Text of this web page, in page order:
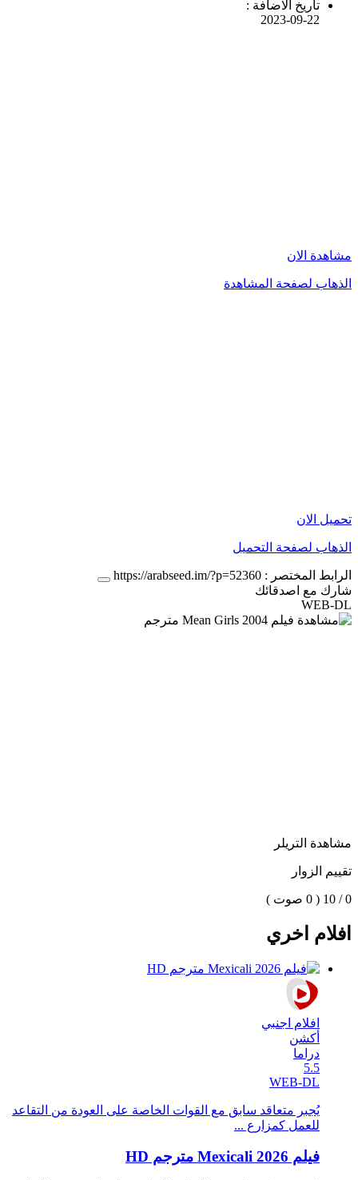
تاريخ الاضافة :
2023-09-22
مشاهدة الان
الذهاب لصفحة المشاهدة
تحميل الان
الذهاب لصفحة التحميل
الرابط المختصر : https://arabseed.im/?p=52360
شارك مع اصدقائك
WEB-DL
مشاهدة التريلر
تقييم الزوار
0 / 10 ( 0 صوت )
افلام اخري
افلام اجنبي
أكشن
دراما
5.5
WEB-DL
يُجبر متعاقد سابق مع القوات الخاصة على العودة من التقاعد
للعمل كمزارع ...
فيلم Mexicali 2026 مترجم HD